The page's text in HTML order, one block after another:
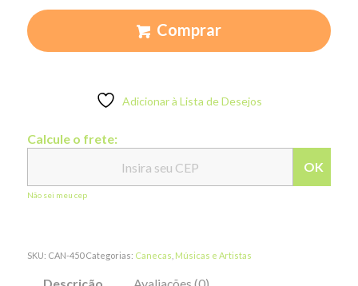
Comprar
Adicionar à Lista de Desejos
Calcule o frete:
OK
Não sei meu cep
SKU: CAN-450 Categorias: Canecas Músicas e Artistas